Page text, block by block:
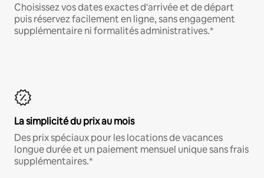
Choisissez vos dates exactes d'arrivée et de départ
puis réservez facilement en ligne, sans engagement
supplémentaire ni formalités administratives.*
La simplicité du prix au mois
Des prix spéciaux pour les locations de vacances
longue durée et un paiement mensuel unique sans frais
supplémentaires.*